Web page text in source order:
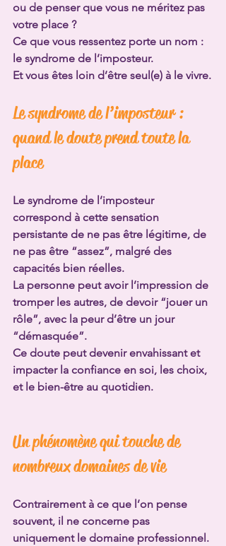
ou de penser que vous ne méritez pas
votre place ?
Ce que vous ressentez porte un nom :
le syndrome de l’imposteur.
Et vous êtes loin d’être seul(e) à le vivre.
Le syndrome de l’imposteur :
quand le doute prend toute la
place
Le syndrome de l’imposteur
correspond à cette sensation
persistante de ne pas être légitime, de
ne pas être “assez”, malgré des
capacités bien réelles.
La personne peut avoir l’impression de
tromper les autres, de devoir “jouer un
rôle”, avec la peur d’être un jour
“démasquée”.
Ce doute peut devenir envahissant et
impacter la confiance en soi, les choix,
et le bien-être au quotidien.
Un phénomène qui touche de
nombreux domaines de vie
Contrairement à ce que l’on pense
souvent, il ne concerne pas
uniquement le domaine professionnel.